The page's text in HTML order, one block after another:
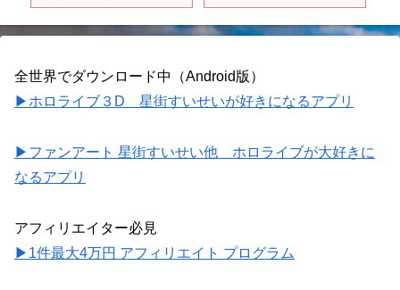
全世界でダウンロード中（Android版）
▶ホロライブ３D 星街すいせいが好きになるアプリ
▶ファンアート 星街すいせい他 ホロライブが大好きに
なるアプリ
アフィリエイター必見
▶1件最大4万円 アフィリエイト プログラム